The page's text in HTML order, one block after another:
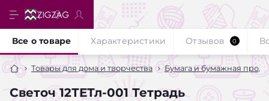
Товары для дома и творчества Бумага и бумажная
Светоч 12ТЕТл-001 Тетрадь
Все о товаре Характеристики Отзывов 0